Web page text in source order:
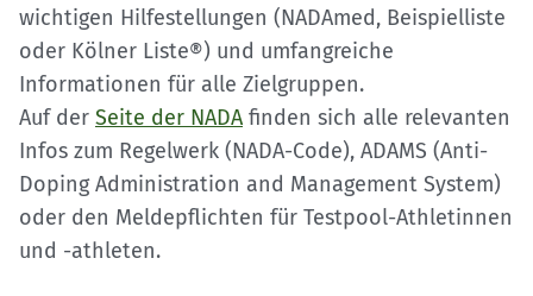
wichtigen Hilfestellungen (NADAmed, Beispielliste
oder Kölner Liste®) und umfangreiche
Informationen für alle Zielgruppen.
Auf der Seite der NADA finden sich alle relevanten
Infos zum Regelwerk (NADA-Code), ADAMS (Anti-
Doping Administration and Management System)
oder den Meldepflichten für Testpool-Athletinnen
und -athleten.